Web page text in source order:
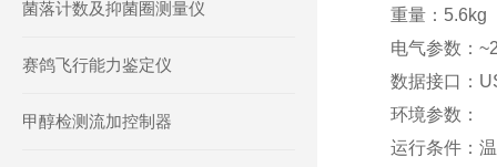
重量：5.6kg
电气参数：
数据接口：
环境参数：
运行条件：
菌落计数及抑菌圈测量仪
赛鸽飞行能力鉴定仪
甲醇检测流加控制器